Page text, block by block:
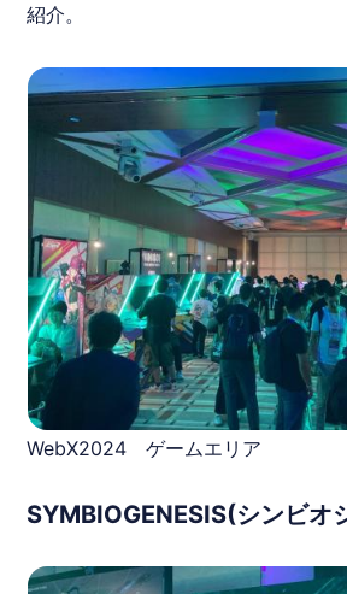
紹介。
WebX2024 ゲームエリア
SYMBIOGENESIS(シンビオ